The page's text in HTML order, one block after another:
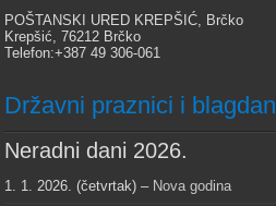
POŠTANSKI URED KREPŠIĆ, Brčko
Krepšić, 76212 Brčko
Telefon:+387 49 306-061
Državni praznici i
Neradni dani 2026.
1. 1. 2026. (četvrtak) – Nova godina